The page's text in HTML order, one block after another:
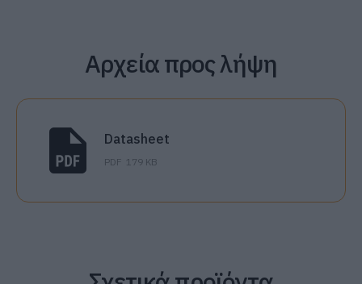
Αρχεία προς λήψη
Datasheet
PDF 179 KB